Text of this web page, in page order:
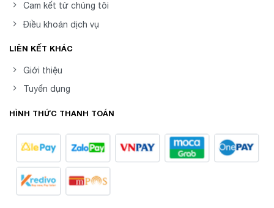
Cam kết từ chúng tôi
Điều khoản dịch vụ
LIÊN KẾT KHÁC
Giới thiệu
Tuyển dụng
HÌNH THỨC THANH TOÁN